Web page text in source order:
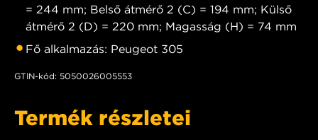
= 244 mm; Belső átmérő 2 (C) = 194 mm; Külső
átmérő 2 (D) = 220 mm; Magasság (H) = 74 mm
Fő alkalmazás: Peugeot 305
GTIN-kód: 5050026005553
Termék részletei